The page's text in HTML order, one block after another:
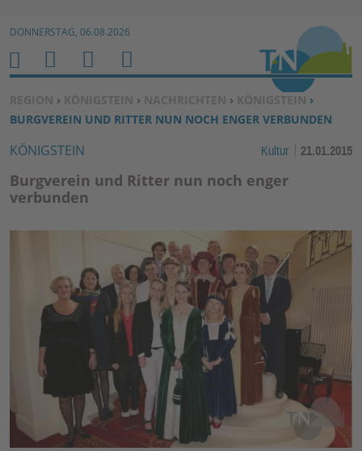
Zum Inhalt springen ↓
DONNERSTAG, 06.08.2026
SIE BEFINDEN SICH HIER:
REGION › KÖNIGSTEIN › NACHRICHTEN › KÖNIGSTEIN ›
BURGVEREIN UND RITTER NUN NOCH ENGER VERBUNDEN
KÖNIGSTEIN Kultur 21.01.2015
Burgverein und Ritter nun noch enger
verbunden
H
O
M
E
M
E
N
U
S
U
C
H
E
N
B
E
N
Z
F
U
N
K
TI
O
N
N